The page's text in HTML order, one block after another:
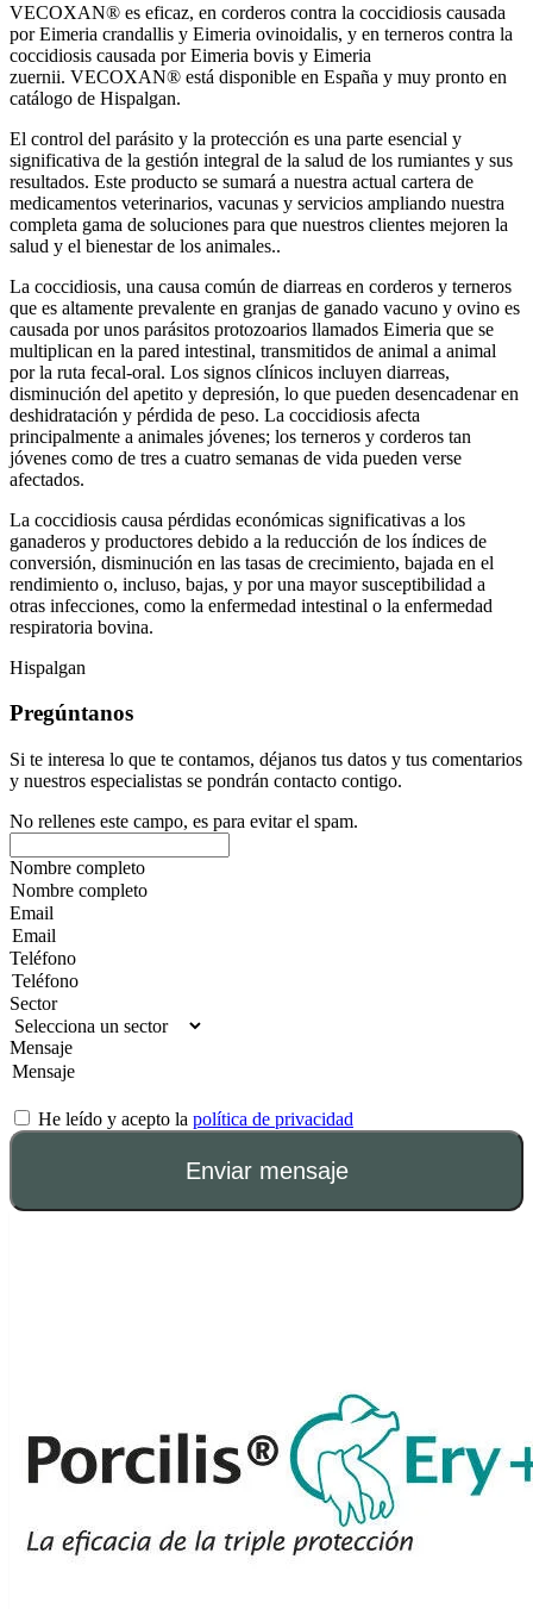
VECOXAN® es eficaz, en corderos contra la coccidiosis causada
por Eimeria crandallis y Eimeria ovinoidalis, y en terneros contra la
coccidiosis causada por Eimeria bovis y Eimeria
zuernii. VECOXAN® está disponible en España y muy pronto en
catálogo de Hispalgan.
El control del parásito y la protección es una parte esencial y
significativa de la gestión integral de la salud de los rumiantes y sus
resultados. Este producto se sumará a nuestra actual cartera de
medicamentos veterinarios, vacunas y servicios ampliando nuestra
completa gama de soluciones para que nuestros clientes mejoren la
salud y el bienestar de los animales..
La coccidiosis, una causa común de diarreas en corderos y terneros
que es altamente prevalente en granjas de ganado vacuno y ovino es
causada por unos parásitos protozoarios llamados Eimeria que se
multiplican en la pared intestinal, transmitidos de animal a animal
por la ruta fecal-oral. Los signos clínicos incluyen diarreas,
disminución del apetito y depresión, lo que pueden desencadenar en
deshidratación y pérdida de peso. La coccidiosis afecta
principalmente a animales jóvenes; los terneros y corderos tan
jóvenes como de tres a cuatro semanas de vida pueden verse
afectados.
La coccidiosis causa pérdidas económicas significativas a los
ganaderos y productores debido a la reducción de los índices de
conversión, disminución en las tasas de crecimiento, bajada en el
rendimiento o, incluso, bajas, y por una mayor susceptibilidad a
otras infecciones, como la enfermedad intestinal o la enfermedad
respiratoria bovina.
Hispalgan
Pregúntanos
Si te interesa lo que te contamos, déjanos tus datos y tus comentarios
y nuestros especialistas se pondrán contacto contigo.
No rellenes este campo, es para evitar el spam.
Nombre completo
Email
Teléfono
Sector
Mensaje
He leído y acepto la política de privacidad
Enviar mensaje